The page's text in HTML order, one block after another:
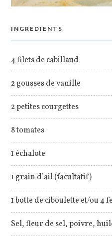
INGREDIENTS
4 filets de cabillaud
2 gousses de vanille
2 petites courgettes
8 tomates
1 échalote
1 grain d’ail (facultatif)
1 botte de ciboulette et/ou 4
Sel, fleur de sel, poivre,